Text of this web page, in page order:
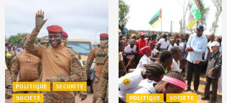
POLITIQUE
SECURITE
SOCIETE
POLITIQUE SOCIETE